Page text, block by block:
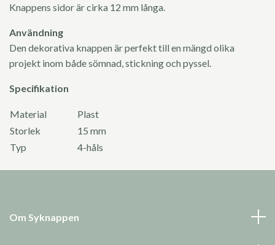
Knappens sidor är cirka 12 mm långa.
Användning
Den dekorativa knappen är perfekt till en mängd olika
projekt inom både sömnad, stickning och pyssel.
Specifikation
Material
Plast
Storlek
15 mm
Typ
4-håls
Om Syknappen